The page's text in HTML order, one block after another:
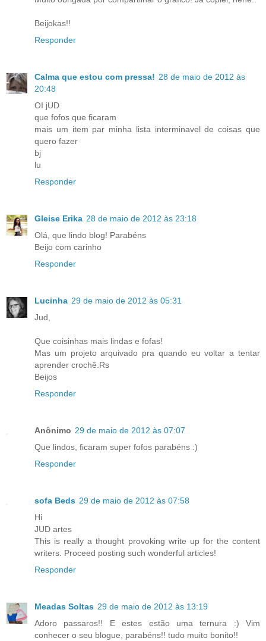
Beijokas!!
Responder
Calma que estou com pressa! 28 de maio de 2012 às
20:48
OI jUD
que fofos que ficaram
mais um item par minha lista interminavel de coisas que
quero fazer
bj
lu
Responder
Gleise Erika 28 de maio de 2012 às 23:18
Olá, que lindo blog! Parabéns
Beijo com carinho
Responder
Lucinha 29 de maio de 2012 às 05:31
Jud,
Que coisinhas mais lindas e fofas!
Mas um projeto arquivado pra quando eu voltar a tentar
aprender crochê.Rs
Beijos
Responder
Anônimo 29 de maio de 2012 às 07:07
Que lindos, ficaram super fofos parabéns :)
Responder
sofa Beds 29 de maio de 2012 às 07:58
Hi
JUD artes
This is really a thought provoking write up for the content
writers. Proceed posting such wonderful articles!
Responder
Meadas Soltas 29 de maio de 2012 às 13:19
Adoro passaros!! E estes estão uma ternura :) Vim
conhecer o seu blogue, parabéns!! tudo muito bonito!!